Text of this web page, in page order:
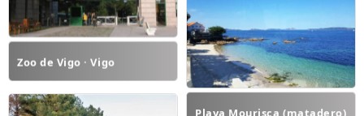
Zoo de Vigo · Vigo
Playa Mourisca (matadero)